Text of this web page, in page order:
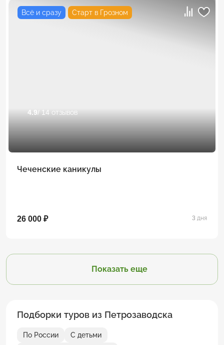
Всё и сразу Старт в Грозном
4.9 / 14 отзывов
Чеченские каникулы
26 000 ₽ 3 дня
Показать еще
Подборки туров из Петрозаводска
По России
С детьми